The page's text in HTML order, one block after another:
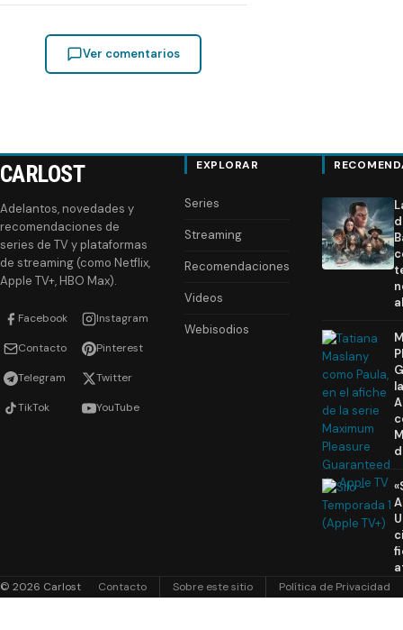
Ver comentarios
CARLOST
Adelantos, novedades y
recomendaciones de
series de TV y plataformas
de streaming (como Netflix,
Apple TV+, HBO Max).
Facebook Instagram
Contacto Pinterest
Telegram Twitter
TikTok YouTube
EXPLORAR
Series
Streaming
Recomendaciones
Videos
Webisodios
© 2026 Carlost Contacto Sobre este sitio Política de Privacidad